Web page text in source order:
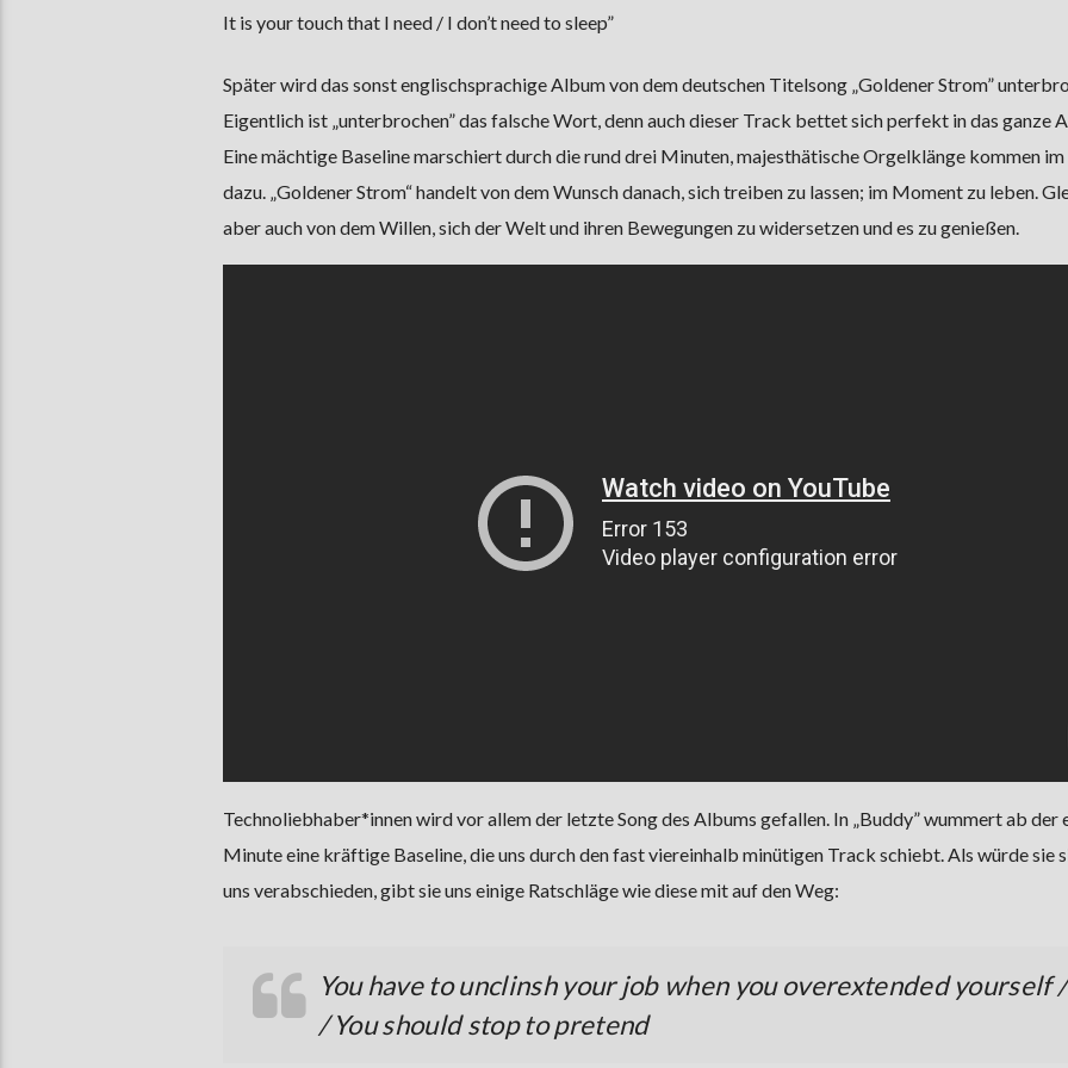
It is your touch that I need / I don’t need to sleep”
Später wird das sonst englischsprachige Album von dem deutschen Titelsong „Goldener Strom”
Eigentlich ist „unterbrochen” das falsche Wort, denn auch dieser Track bettet sich perfekt in das ganze
Eine mächtige Baseline marschiert durch die rund drei Minuten, majesthätische Orgelklänge kommen
dazu. „Goldener Strom“ handelt von dem Wunsch danach, sich treiben zu lassen; im Moment zu leben.
aber auch von dem Willen, sich der Welt und ihren Bewegungen zu widersetzen und es zu genießen.
Technoliebhaber*innen wird vor allem der letzte Song des Albums gefallen. In „Buddy” wummert ab der
Minute eine kräftige Baseline, die uns durch den fast viereinhalb minütigen Track schiebt. Als würde sie
uns verabschieden, gibt sie uns einige Ratschläge wie diese mit auf den Weg:
You have to unclinsh your job when you overextended yourself
/ You should stop to pretend